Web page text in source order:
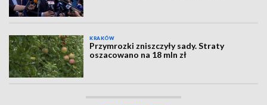
KRAKÓW
Przymrozki zniszczyły sady. Straty
oszacowano na 18 mln zł